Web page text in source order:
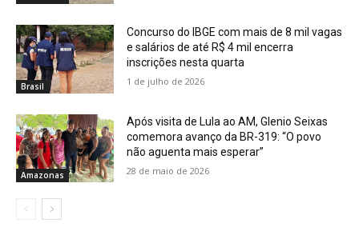
Brasil
Concurso do IBGE com mais de 8 mil vagas
e salários de até R$ 4 mil encerra
inscrições nesta quarta
1 de julho de 2026
Amazonas
Após visita de Lula ao AM, Glenio Seixas
comemora avanço da BR-319: “O povo
não aguenta mais esperar”
28 de maio de 2026